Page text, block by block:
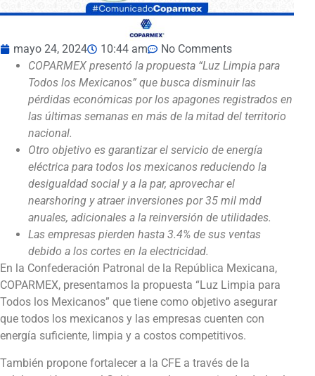
mayo 24, 2024 10:44 am
No Comments
COPARMEX presentó la propuesta “Luz Limpia para
Todos los Mexicanos” que busca disminuir las
pérdidas económicas por los apagones registrados en
las últimas semanas en más de la mitad del territorio
nacional.
Otro objetivo es garantizar el servicio de energía
eléctrica para todos los mexicanos reduciendo la
desigualdad social y a la par, aprovechar el
nearshoring y atraer inversiones por 35 mil mdd
anuales, adicionales a la reinversión de utilidades.
Las empresas pierden hasta 3.4% de sus ventas
debido a los cortes en la electricidad.
En la Confederación Patronal de la República Mexicana,
COPARMEX, presentamos la propuesta “Luz Limpia para
Todos los Mexicanos” que tiene como objetivo asegurar
que todos los mexicanos y las empresas cuenten con
energía suficiente, limpia y a costos competitivos.
También propone fortalecer a la CFE a través de la